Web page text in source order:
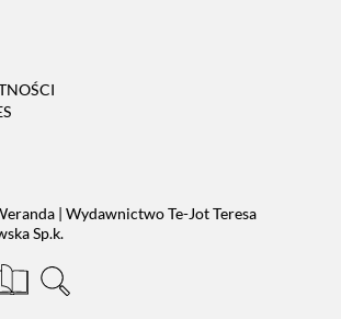
| Wydawnictwo Te-Jot Teresa
Sp.k.